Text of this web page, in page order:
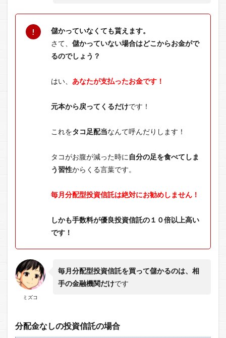
儲かっていなくても貰えます。
さて、 儲かっていない場合はどこからお金がで
るのでしょう？
はい、 あなたが支払ったお金です！
元本から戻ってくるだけです！
これをタコ足配当なんて呼んだりします！
タコがお腹が減った時に 自分の足を食べてしま
う習性からくる言葉です。
毎月分配型投資信託は絶対にお勧めしません！
しかも手数料が優良投資信託の１０倍以上高い
です！
ミズコ
毎月分配型投資信託を買って儲かるのは、相
手の金融機関だけです
分配金なしの投資信託の場合